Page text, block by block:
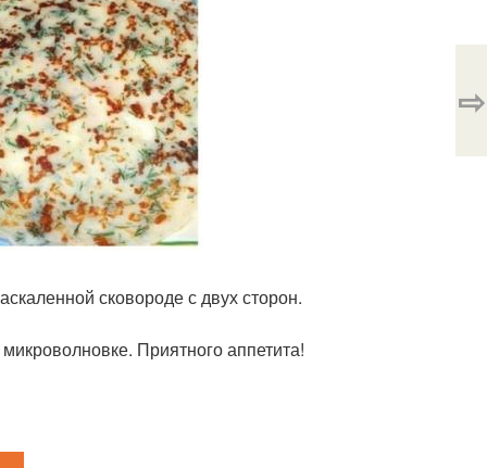
сковороде с двух сторон.
Приятного аппетита!
⇨